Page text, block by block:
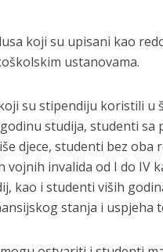
koji su upisani kao
ustanovama.
su stipendiju koristili u
studija, studenti sa
djece, studenti bez oba
invalida od I do IV
kao i studenti viših
stanja i uspjeha